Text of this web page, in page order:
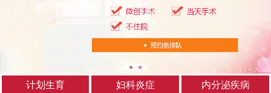
计划生育 妇科炎症 内分泌疾病